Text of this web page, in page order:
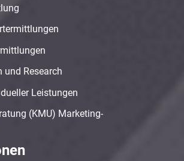
und Research
Leistungen
(KMU) Marketing-